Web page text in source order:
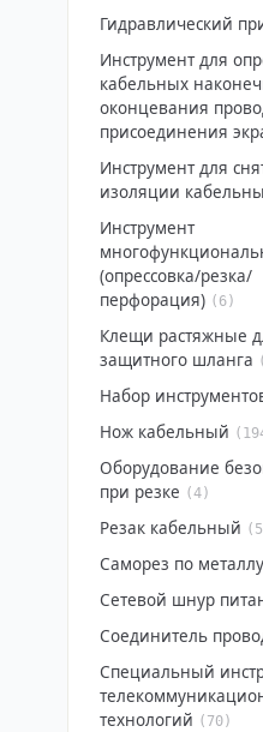
Гидравлический
Инструмент для
кабельных
оконцевания
присоединения
Инструмент для
изоляции
Инструмент
(опрессовка/резка/
перфорация) (6)
Клещи растяжные
защитного шланга
Набор
Нож кабельный
Оборудование
при резке (4)
Резак кабельный
Саморез по металлу
Сетевой шнур
Соединитель
Специальный
технологий (70)